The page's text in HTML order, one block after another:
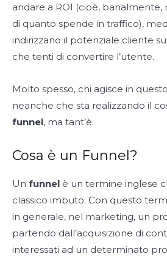
andare a ROI (cioè, banalmente,
di quanto spende in traffico),
indirizzano il potenziale cliente
che tenti di convertire l’utente.
Molto spesso, chi agisce in
neanche che sta realizzando il
funnel, ma tant’è.
Cosa è un Funnel?
Un funnel è un termine inglese
classico imbuto. Con questo
in generale, nel marketing, un
partendo dall’acquisizione di
interessati ad un determinato